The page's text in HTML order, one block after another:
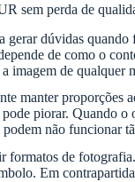
sem perda de
gerar dúvidas
de como o
imagem de qualquer
manter proporções
piorar. Quando
não funcionar
de
Em